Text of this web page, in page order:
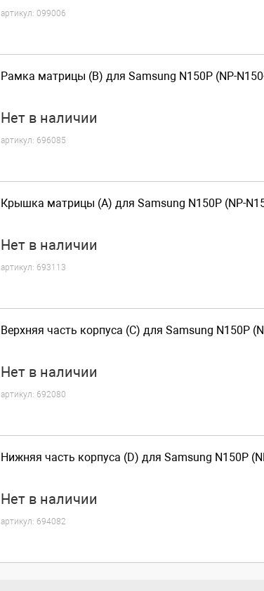
артикул: 099006
Рамка матрицы (B) для Samsung N150P (NP-
Нет в наличии
артикул: 696085
Крышка матрицы (A) для Samsung N150P (NP-
Нет в наличии
артикул: 693113
Верхняя часть корпуса (C) для Samsung N150P
Нет в наличии
артикул: 692080
Нижняя часть корпуса (D) для Samsung N150P
Нет в наличии
артикул: 694082